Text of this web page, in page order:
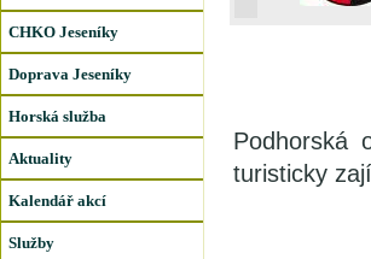
CHKO Jeseníky
Doprava Jeseníky
Horská služba
Aktuality
Kalendář akcí
Služby
Podhorská
turisticky